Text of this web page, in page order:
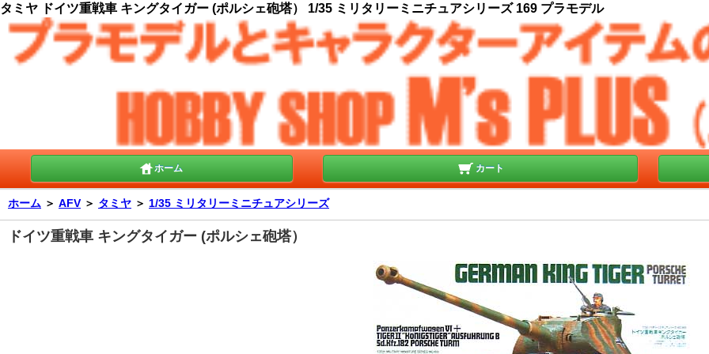
タミヤ ドイツ重戦車 キングタイガー (ポルシェ砲塔） 1/35 ミリタリーミニチュアシリーズ 169 プラモデル
ホーム カート
ホーム ＞ AFV ＞ タミヤ ＞ 1/35 ミリタリーミニチュアシリーズ
ドイツ重戦車 キングタイガー (ポルシェ砲塔）